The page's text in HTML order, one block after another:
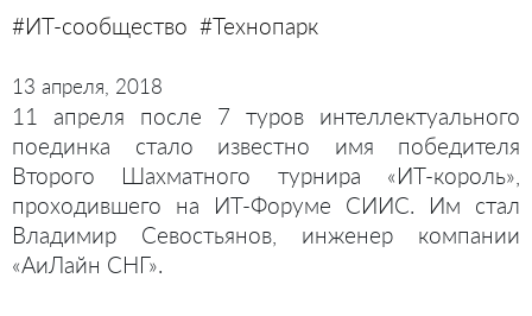
#ИТ-сообщество #Технопарк
13 апреля, 2018
11 апреля после 7 туров интеллектуального
поединка стало известно имя победителя
Второго Шахматного турнира «ИТ-король»,
проходившего на ИТ-Форуме СИИС. Им стал
Владимир Севостьянов, инженер компании
«АиЛайн СНГ».